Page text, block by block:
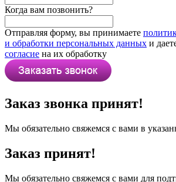
Когда вам позвонить?
Отправляя форму, вы принимаете
и обработки персональных данных и
согласие на их обработку
Заказ звонка принят!
Мы обязательно свяжемся с вами в
Заказ принят!
Мы обязательно свяжемся с вами для